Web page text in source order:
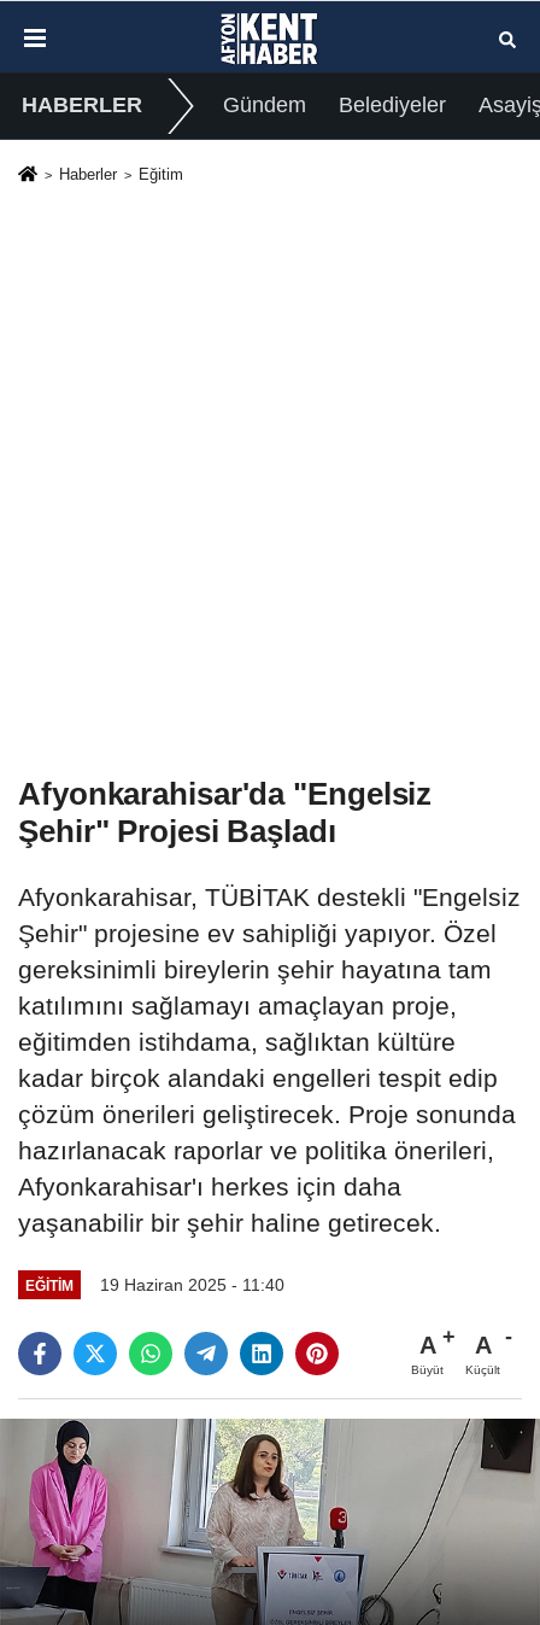
HABERLER Gündem Belediyeler
Haberler Eğitim
Afyonkarahisar'da "Engelsiz
Şehir" Projesi Başladı
Afyonkarahisar, TÜBİTAK destekli "Engelsiz
Şehir" projesine ev sahipliği yapıyor. Özel
gereksinimli bireylerin şehir hayatına tam
katılımını sağlamayı amaçlayan proje,
eğitimden istihdama, sağlıktan kültüre
kadar birçok alandaki engelleri tespit edip
çözüm önerileri geliştirecek. Proje sonunda
hazırlanacak raporlar ve politika önerileri,
Afyonkarahisar'ı herkes için daha
yaşanabilir bir şehir haline getirecek.
EĞITIM 19 Haziran 2025 - 11:40
A
Büyüt
A
Küçült